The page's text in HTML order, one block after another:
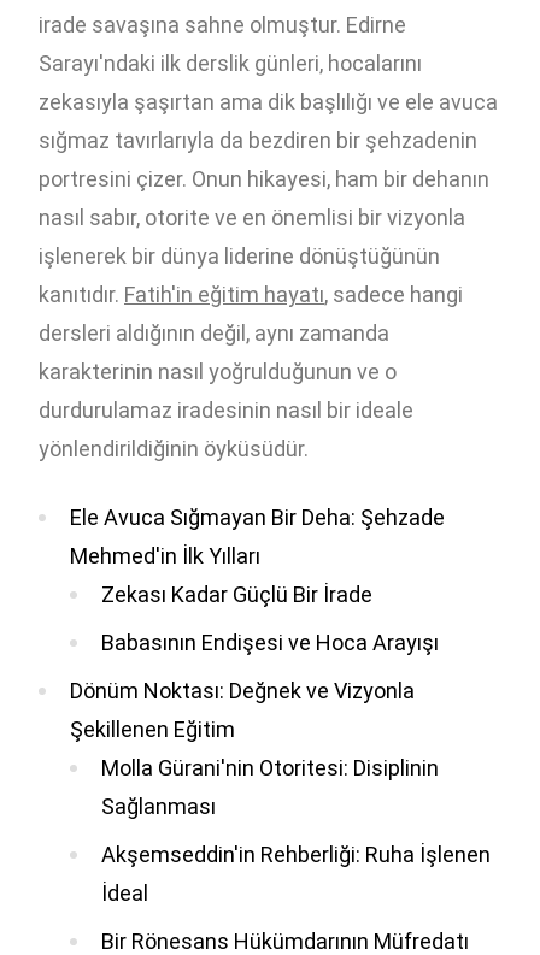
irade savaşına sahne olmuştur. Edirne
Sarayı'ndaki ilk derslik günleri, hocalarını
zekasıyla şaşırtan ama dik başlılığı ve ele avuca
sığmaz tavırlarıyla da bezdiren bir şehzadenin
portresini çizer. Onun hikayesi, ham bir dehanın
nasıl sabır, otorite ve en önemlisi bir vizyonla
işlenerek bir dünya liderine dönüştüğünün
kanıtıdır. Fatih'in eğitim hayatı, sadece hangi
dersleri aldığının değil, aynı zamanda
karakterinin nasıl yoğrulduğunun ve o
durdurulamaz iradesinin nasıl bir ideale
yönlendirildiğinin öyküsüdür.
Ele Avuca Sığmayan Bir Deha: Şehzade
Mehmed'in İlk Yılları
Zekası Kadar Güçlü Bir İrade
Babasının Endişesi ve Hoca Arayışı
Dönüm Noktası: Değnek ve Vizyonla
Şekillenen Eğitim
Molla Gürani'nin Otoritesi: Disiplinin
Sağlanması
Akşemseddin'in Rehberliği: Ruha İşlenen
İdeal
Bir Rönesans Hükümdarının Müfredatı